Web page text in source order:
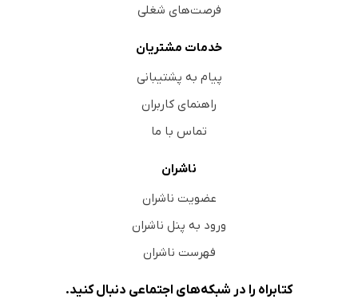
فرصت‌های شغلی
خدمات مشتریان
پیام به پشتیبانی
راهنمای کاربران
تماس با ما
ناشران
عضویت ناشران
ورود به پنل ناشران
فهرست ناشران
کتابراه را در شبکه‌های اجتماعی دنبال کنید.